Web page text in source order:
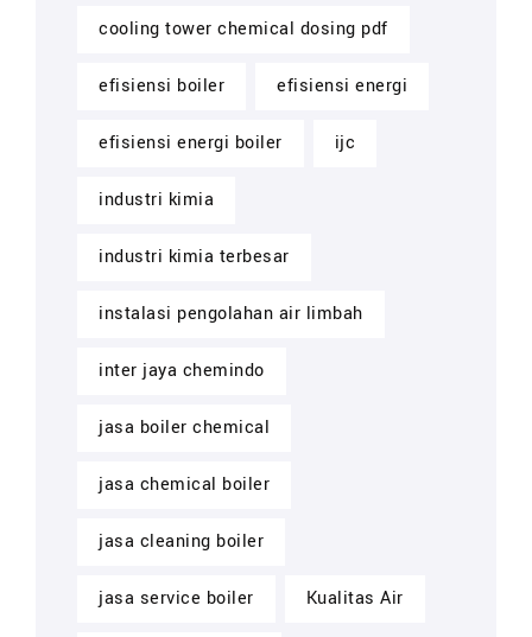
cooling tower chemical dosing pdf
efisiensi boiler efisiensi energi
efisiensi energi boiler ijc
industri kimia
industri kimia terbesar
instalasi pengolahan air limbah
inter jaya chemindo
jasa boiler chemical
jasa chemical boiler
jasa cleaning boiler
jasa service boiler Kualitas Air